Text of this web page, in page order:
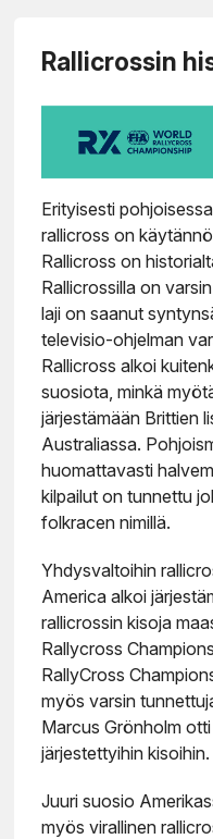
Rallicrossin
Erityisesti
rallicross on
Rallicross on
Rallicrossilla on
laji on saanut
televisio-ohjelman
Rallicross alkoi
suosiota, minkä
järjestämään Brittien
Australiassa.
huomattavasti
kilpailut on tunnettu
folkracen nimillä.
Yhdysvaltoihin
America alkoi
rallicrossin kisoja
Rallycross
RallyCross
myös varsin
Marcus Grönholm
järjestettyihin kisoihin.
Juuri suosio
myös virallinen